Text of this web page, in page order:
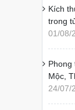
Kích
trong
01/08/
Phong
Mộc,
24/07/